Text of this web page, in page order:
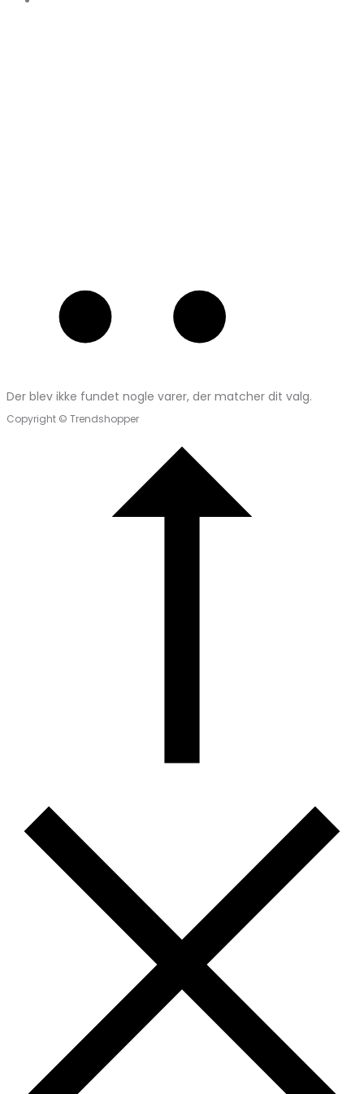
Der blev ikke fundet nogle varer, der matcher dit valg.
Copyright © Trendshopper